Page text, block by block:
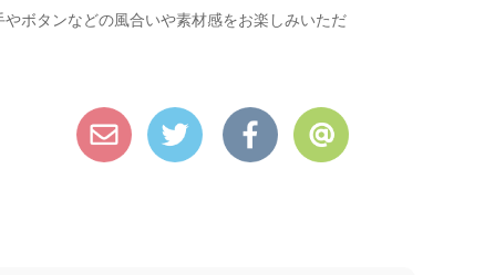
ボタンなどの風合いや素材感をお楽しみいただ